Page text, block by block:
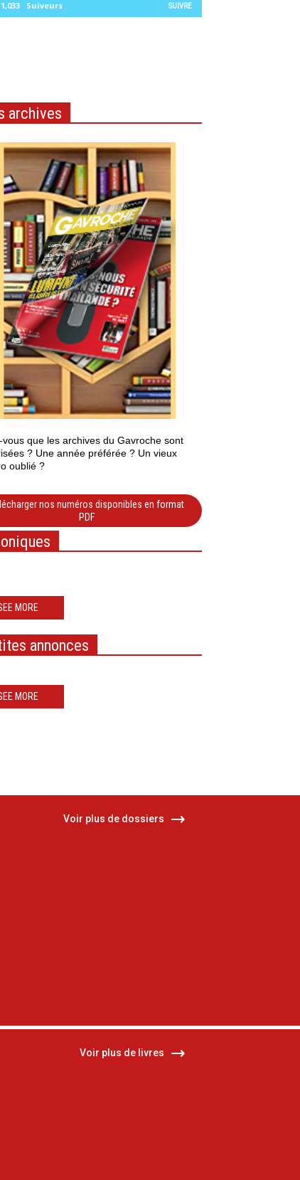
1,033 Suiveurs SUIVRE
archives
vous que les archives du Gavroche sont
? Une année préférée ? Un vieux
oublié ?
nos numéros disponibles en format
PDF
MORE
annonces
MORE
Voir plus de dossiers
Voir plus de livres